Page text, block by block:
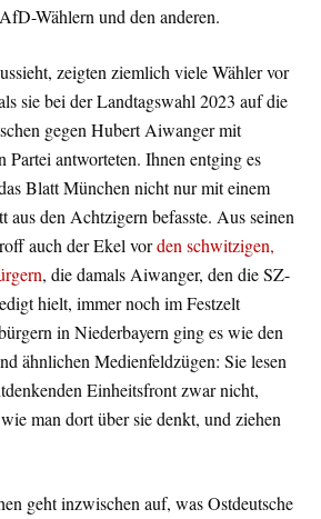
Wählern und den anderen.
zeigten ziemlich viele Wähler vor
sie bei der Landtagswahl 2023 auf die
gegen Hubert Aiwanger mit
Partei antworteten. Ihnen entging es
Blatt München nicht nur mit einem
aus den Achtzigern befasste. Aus seinen
auch der Ekel vorden schwitzigen,
, die damals Aiwanger, den die SZ-
hielt, immer noch im Festzelt
in Niederbayern ging es wie den
ähnlichen Medienfeldzügen: Sie lesen
Einheitsfront zwar nicht,
man dort über sie denkt, und ziehen
geht inzwischen auf, was Ostdeutsche